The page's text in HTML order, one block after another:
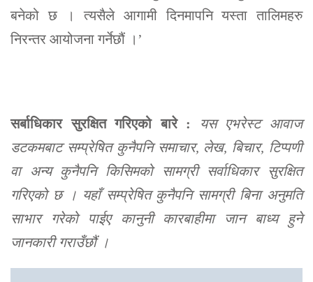
बनेको छ । त्यसैले आगामी दिनमापनि यस्ता तालिमहरु
निरन्तर आयोजना गर्नेछौं ।’
सर्बाधिकार सुरक्षित गरिएको बारे : यस एभरेस्ट आवाज
डटकमबाट सम्प्रेषित कुनैपनि समाचार, लेख, बिचार, टिप्पणी
वा अन्य कुनैपनि किसिमको सामग्री सर्वाधिकार सुरक्षित
गरिएको छ । यहाँ सम्प्रेषित कुनैपनि सामग्री बिना अनुमति
साभार गरेको पाईए कानुनी कारबाहीमा जान बाध्य हुने
जानकारी गराउँछौं ।